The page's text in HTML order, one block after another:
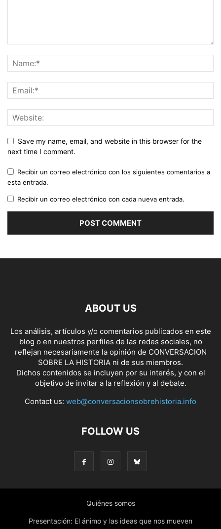
Save my name, email, and website in this browser for the
next time I comment.
Recibir un correo electrónico con los siguientes comentarios a
esta entrada.
Recibir un correo electrónico con cada nueva entrada.
ABOUT US
Los análisis, artículos y/o comentarios publicados en este
blog o en nuestros perfiles de las redes sociales, no
reflejan necesariamente la opinión de CONVERSACION
SOBRE LA HISTORIA ni de sus miembros.
Dichos contenidos se incluyen por su interés, y con el
objetivo de invitar a la reflexión y al debate.
Contact us: web@conversacionsobrehistoria.info
FOLLOW US
Quiénes somos
Presentación: El ánimo y las ideas que nos mueven